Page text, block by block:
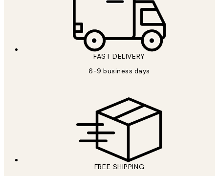
FAST DELIVERY
6-9 business days
FREE SHIPPING